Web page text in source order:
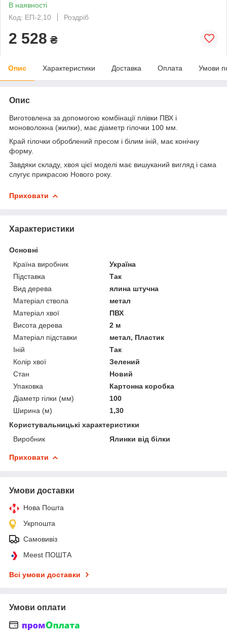
В наявності
Код: EП-2,10
Роздріб
2 528 ₴
Опис Характеристики Доставка Оплата Умови
Опис
Виготовлена за допомогою комбінації плівки ПВХ і
моноволокна (жилки), має діаметр гілочки 100 мм.
Край гілочки оброблений пресом і білим іній, має конічну
форму.
Завдяки складу, хвоя цієї моделі має вишуканий вигляд і сама
слугує прикрасою Нового року.
Приховати
Характеристики
Основні
Країна виробник
Україна
Підставка
Так
Вид дерева
ялина штучна
Матеріал ствола
метал
Матеріал хвої
ПВХ
Висота дерева
2 м
Матеріал підставки
метал, Пластик
Іній
Так
Колір хвої
Зелений
Стан
Новий
Упаковка
Картонна коробка
Діаметр гілки (мм)
100
Ширина (м)
1,30
Користувальницькі характеристики
Виробник
Ялинки від білки
Приховати
Умови доставки
Нова Пошта
Укрпошта
Самовивіз
Meest ПОШТА
Всі умови доставки
Умови оплати